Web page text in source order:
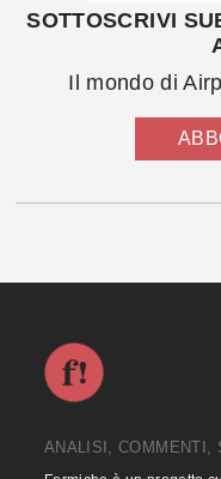
SOTTOSCRIVI
Il mondo di
ANALISI, COMMENTI,